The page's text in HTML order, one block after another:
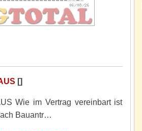
[]
Wie im Vertrag vereinbart ist
Bauantr…